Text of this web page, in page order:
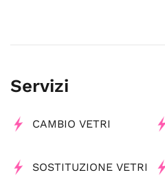
Servizi
CAMBIO VETRI
SOSTITUZIONE VETRI